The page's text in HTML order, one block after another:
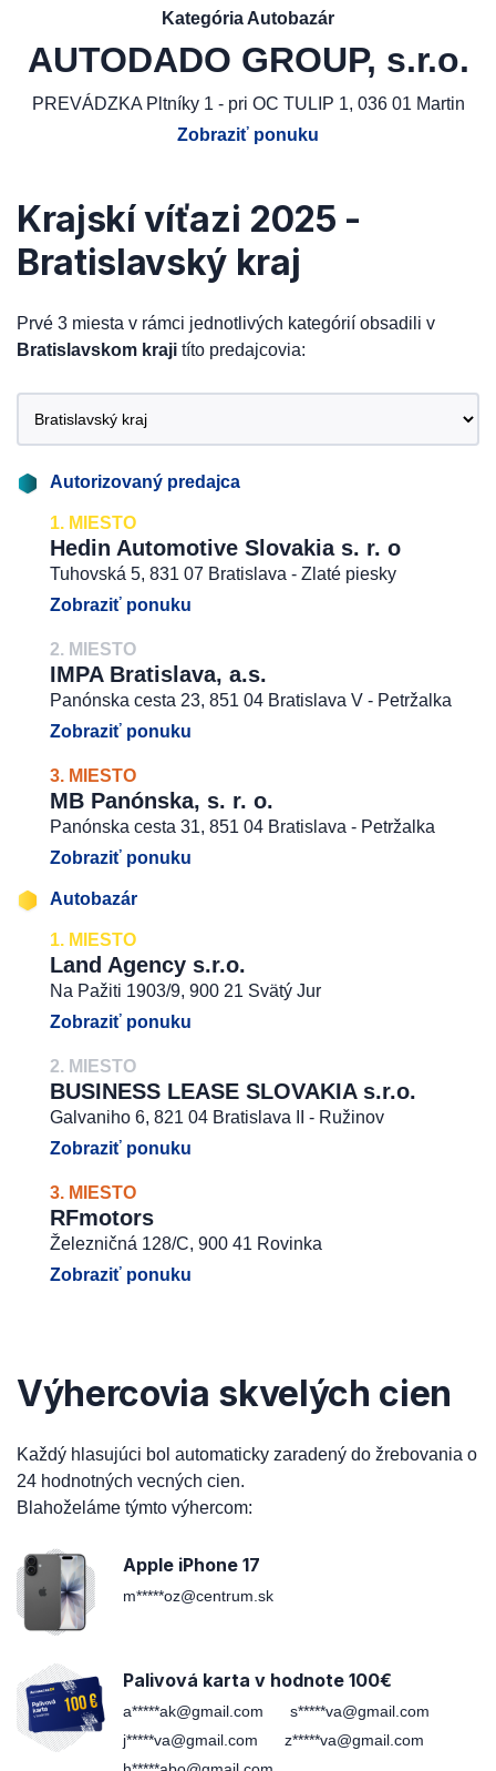
Kategória Autobazár
AUTODADO GROUP, s.r.o.
PREVÁDZKA Pltníky 1 - pri OC TULIP 1, 036 01 Martin
Zobraziť ponuku
Krajskí víťazi 2025 -
Bratislavský kraj
Prvé 3 miesta v rámci jednotlivých kategórií obsadili v
Bratislavskom kraji títo predajcovia:
Autorizovaný predajca
1. MIESTO
Hedin Automotive Slovakia s. r. o
Tuhovská 5, 831 07 Bratislava - Zlaté piesky
Zobraziť ponuku
2. MIESTO
IMPA Bratislava, a.s.
Panónska cesta 23, 851 04 Bratislava V - Petržalka
Zobraziť ponuku
3. MIESTO
MB Panónska, s. r. o.
Panónska cesta 31, 851 04 Bratislava - Petržalka
Zobraziť ponuku
Autobazár
1. MIESTO
Land Agency s.r.o.
Na Pažiti 1903/9, 900 21 Svätý Jur
Zobraziť ponuku
2. MIESTO
BUSINESS LEASE SLOVAKIA s.r.o.
Galvaniho 6, 821 04 Bratislava II - Ružinov
Zobraziť ponuku
3. MIESTO
RFmotors
Železničná 128/C, 900 41 Rovinka
Zobraziť ponuku
Výhercovia skvelých cien
Každý hlasujúci bol automaticky zaradený do žrebovania o
24 hodnotných vecných cien.
Blahoželáme týmto výhercom:
Apple iPhone 17
m*****oz@centrum.sk
Palivová karta v hodnote 100€
a*****ak@gmail.com
s*****va@gmail.com
j*****va@gmail.com
z*****va@gmail.com